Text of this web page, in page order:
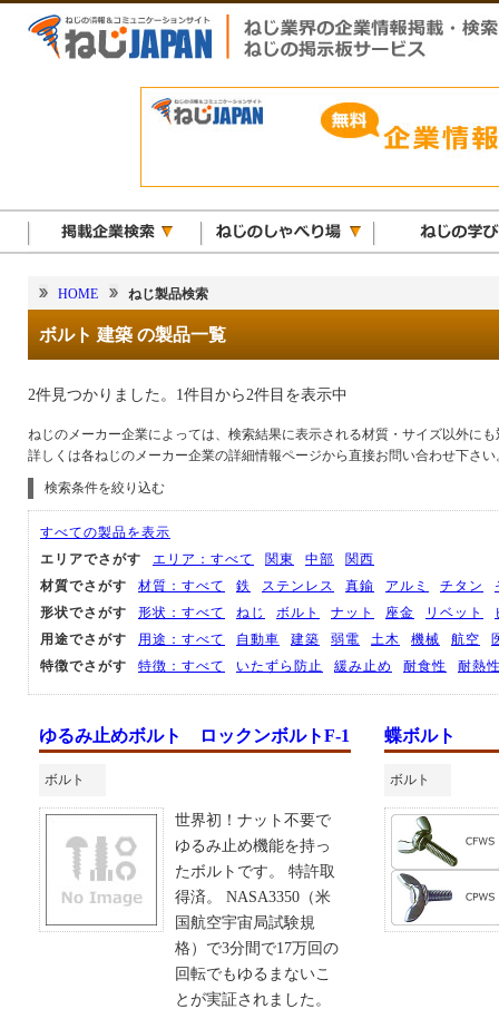
HOME ねじ製品検索
ボルト 建築 の製品一覧
2件見つかりました。1件目から2件目を表示中
ねじのメーカー企業によっては、検索結果に表示される材質・サイズ以外に
詳しくは各ねじのメーカー企業の詳細情報ページから直接お問い合わせ下さい
検索条件を絞り込む
すべての製品を表示
エリアでさがす
エリア：すべて 関東 中部
関西
材質でさがす
材質：すべて 鉄 ステンレス 真鍮 アルミ チタン
形状でさがす
形状：すべて ねじ ボルト ナット 座金 リベット
用途でさがす
用途：すべて 自動車 建築 弱電 土木 機械 航空
特徴でさがす
特徴：すべて いたずら防止 緩み止め 耐食性 耐熱
ゆるみ止めボルト ロックンボルトF-1
ボルト
世界初！ナット不要で
ゆるみ止め機能を持っ
たボルトです。 特許取
得済。 NASA3350（米
国航空宇宙局試験規
格）で3分間で17万回の
回転でもゆるまないこ
とが実証されました。
蝶ボルト
ボルト